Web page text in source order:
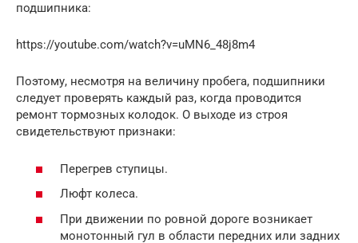
подшипника:
https://youtube.com/watch?v=uMN6_48j8m4
Поэтому, несмотря на величину пробега, подшипники
следует проверять каждый раз, когда проводится
ремонт тормозных колодок. О выходе из строя
свидетельствуют признаки:
Перегрев ступицы.
Люфт колеса.
При движении по ровной дороге возникает
монотонный гул в области передних или задних